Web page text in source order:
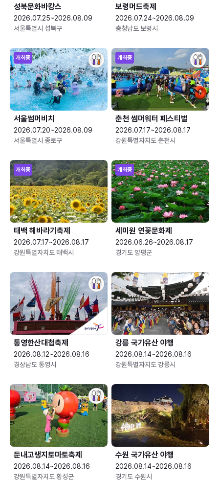
성북문화바캉스
2026.07.25~2026.08.09
서울특별시 성북구
보령머드축제
2026.07.24~2026.08.09
충청남도 보령시
개최중
서울썸머비치
2026.07.20~2026.08.09
서울특별시 종로구
개최중
춘천 썸머워터 페스티벌
2026.07.17~2026.08.17
강원특별자치도 춘천시
개최중
태백 해바라기축제
2026.07.17~2026.08.17
강원특별자치도 태백시
개최중
세미원 연꽃문화제
2026.06.26~2026.08.17
경기도 양평군
통영한산대첩축제
2026.08.12~2026.08.16
경상남도 통영시
강릉 국가유산 야행
2026.08.14~2026.08.16
강원특별자치도 강릉시
둔내고랭지토마토축제
2026.08.14~2026.08.16
강원특별자치도 횡성군
수원 국가유산 야행
2026.08.14~2026.08.16
경기도 수원시